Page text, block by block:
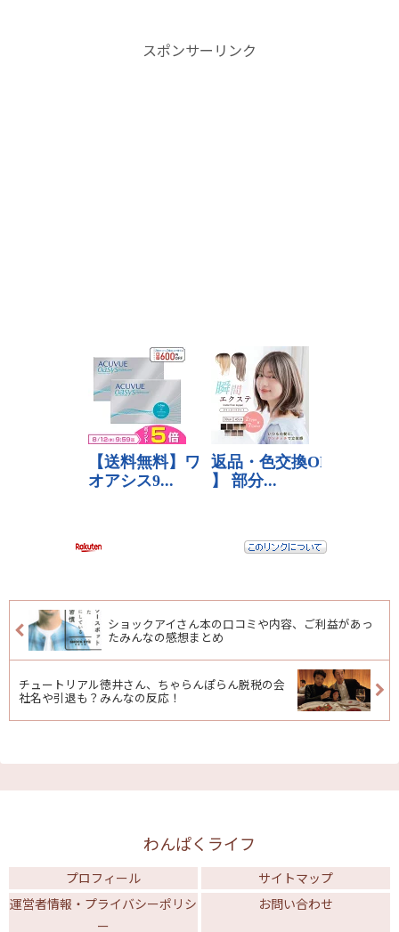
スポンサーリンク
ショックアイさん本の口コミや内容、ご利益があっ
たみんなの感想まとめ
チュートリアル徳井さん、ちゃらんぽらん脱税の会
社名や引退も？みんなの反応！
わんぱくライフ
プロフィール
サイトマップ
運営者情報・プライバシーポリシ
ー
お問い合わせ